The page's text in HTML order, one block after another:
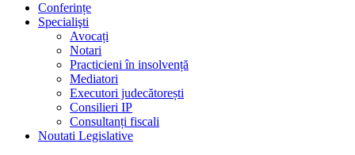
Conferințe
Specialişti
Avocați
Notari
Practicieni în insolvență
Mediatori
Executori judecătorești
Consilieri IP
Consultanți fiscali
Noutati Legislative